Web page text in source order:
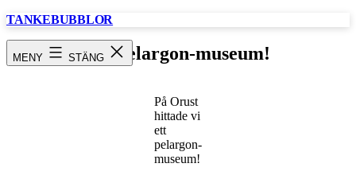
Hoppa
TANKEBUBBLOR
MENY STÄNGEtt pelargon-museum!
På Orust
hittade vi
ett
pelargon-
museum!